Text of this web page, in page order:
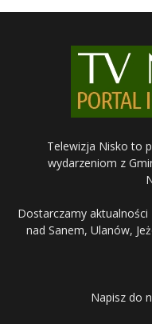
Telewizja Nisko to
wydarzeniom z
Dostarczamy
nad Sanem, Ulanów,
Napisz do